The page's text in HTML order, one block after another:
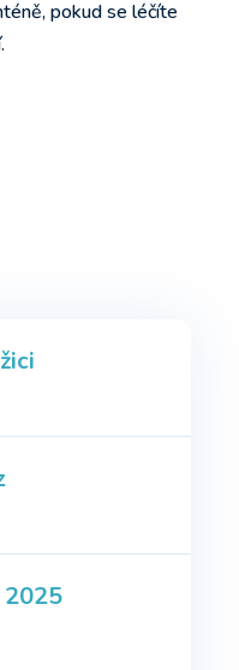
pokud se léčíte
2025